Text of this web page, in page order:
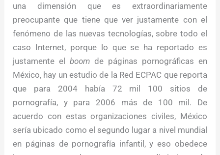
una dimensión que es extraordinariamente
preocupante que tiene que ver justamente con el
fenómeno de las nuevas tecnologías, sobre todo el
caso Internet, porque lo que se ha reportado es
justamente elboom de páginas pornográficas en
México, hay un estudio de la Red ECPAC que reporta
que para 2004 había 72 mil 100 sitios de
pornografía, y para 2006 más de 100 mil. De
acuerdo con estas organizaciones civiles, México
sería ubicado como el segundo lugar a nivel mundial
en páginas de pornografía infantil, y eso obedece